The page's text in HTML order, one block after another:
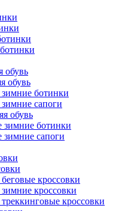
обувь
обувь
ботинки
сапоги
обувь
ботинки
сапоги
кроссовки
кроссовки
кроссовки